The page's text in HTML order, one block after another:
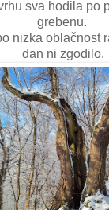
sva hodila po
grebenu.
nizka oblačnost
dan ni zgodilo.